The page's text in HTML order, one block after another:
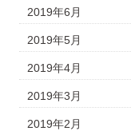
2019年6月
2019年5月
2019年4月
2019年3月
2019年2月